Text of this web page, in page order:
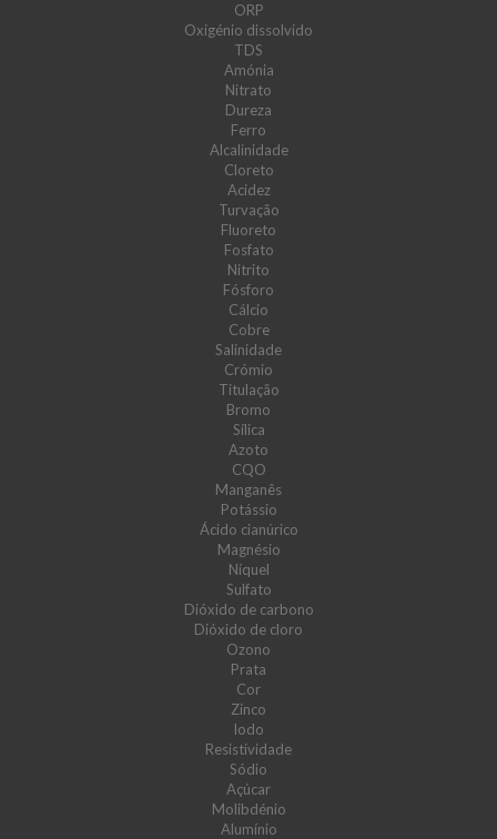
ORP
Oxigénio dissolvido
TDS
Amónia
Nitrato
Dureza
Ferro
Alcalinidade
Cloreto
Acidez
Turvação
Fluoreto
Fosfato
Nitrito
Fósforo
Cálcio
Cobre
Salinidade
Crómio
Titulação
Bromo
Sílica
Azoto
CQO
Manganês
Potássio
Ácido cianúrico
Magnésio
Níquel
Sulfato
Dióxido de carbono
Dióxido de cloro
Ozono
Prata
Cor
Zinco
Iodo
Resistividade
Sódio
Açúcar
Molibdénio
Alumínio